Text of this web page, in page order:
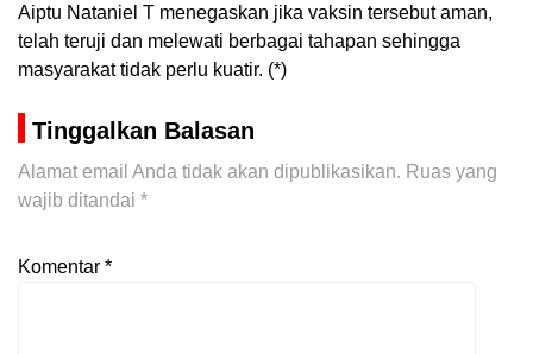
Aiptu Nataniel T menegaskan jika vaksin tersebut aman,
telah teruji dan melewati berbagai tahapan sehingga
masyarakat tidak perlu kuatir. (*)
Tinggalkan Balasan
Alamat email Anda tidak akan dipublikasikan. Ruas yang
wajib ditandai *
Komentar *